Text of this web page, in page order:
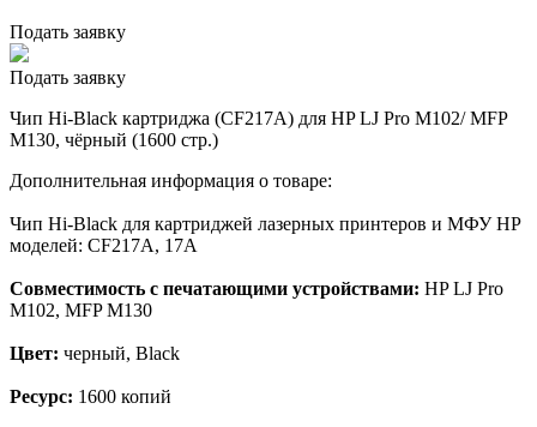
Подать заявку
Подать заявку
Чип Hi-Black картриджа (CF217A) для HP LJ Pro M102/ MFP
M130, чёрный (1600 стр.)
Дополнительная информация о товаре:
Чип Hi-Black для картриджей лазерных принтеров и МФУ HP
моделей: CF217A, 17A
Совместимость с печатающими устройствами: HP LJ Pro
M102, MFP M130
Цвет: черный, Black
Ресурс: 1600 копий